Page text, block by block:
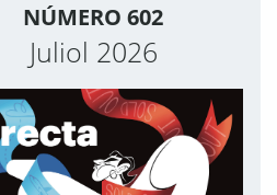
NÚMERO 602
Juliol 2026